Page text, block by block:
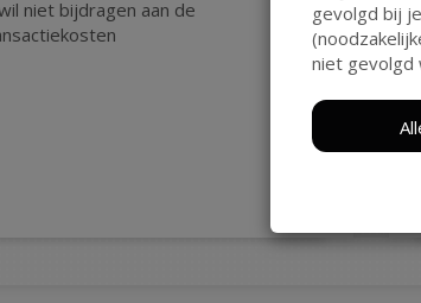
niet bijdragen aan de
gevolgd bij
niet gevolgd